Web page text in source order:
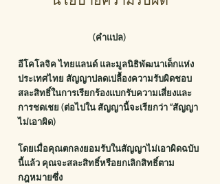
(คําแปล)
อีโคโลจิค ไทยแลนด์ และมูลนิธิพัฒนาเด็กแห่ง
ประเทศไทย สัญญาปลดเปลื้องความรับผิดชอบ
สละสิทธิ์ในการเรียกร้องแบกรับความเสี่ยงและ
การชดเชย (ต่อไปใน สัญญานี้จะเรียกว่า “สัญญา
ไม่เอาผิด)
โดยเมื่อคุณตกลงยอมรับในสัญญาไม่เอาผิดฉบับ
นี้แล้ว คุณจะสละสิทธิ์หรือยกเลิกสิทธิ์ตาม
กฎหมายซึ่ง